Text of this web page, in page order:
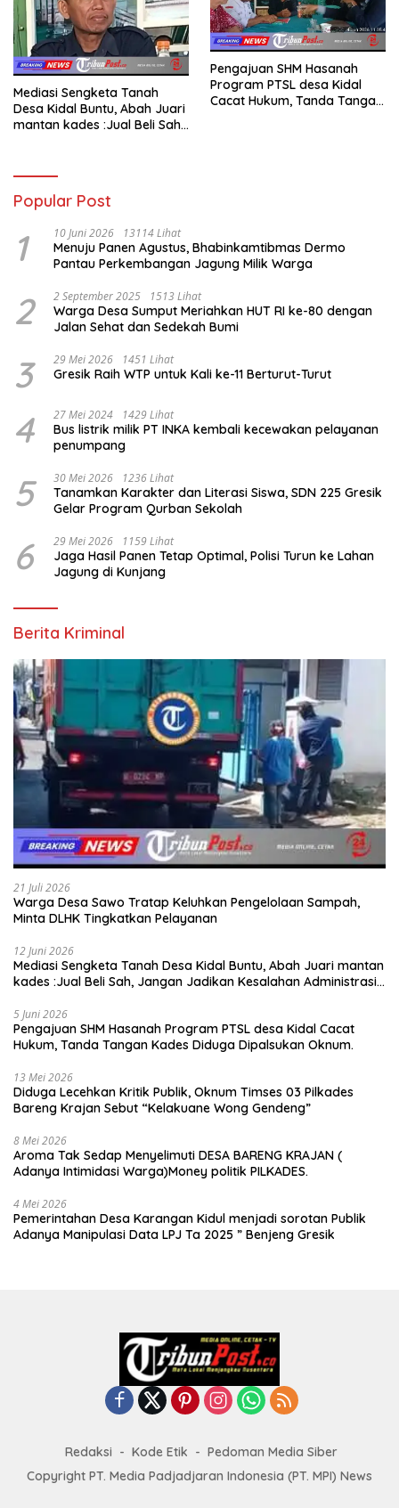
Mediasi Sengketa Tanah
Desa Kidal Buntu, Abah Juari
mantan kades :Jual Beli Sah,
Membatalkan Hak Warga.
Pengajuan SHM Hasanah
Program PTSL desa Kidal
Cacat Hukum, Tanda Tangan
Popular Post
1 10 Juni 2026 13114 Lihat
Menuju Panen Agustus, Bhabinkamtibmas Dermo
Pantau Perkembangan Jagung Milik Warga
2 2 September 2025 1513 Lihat
Warga Desa Sumput Meriahkan HUT RI ke-80 dengan
Jalan Sehat dan Sedekah Bumi ‎
3 29 Mei 2026 1451 Lihat
Gresik Raih WTP untuk Kali ke-11 Berturut-Turut
4 27 Mei 2024 1429 Lihat
Bus listrik milik PT INKA kembali kecewakan pelayanan
penumpang
5 30 Mei 2026 1236 Lihat
Tanamkan Karakter dan Literasi Siswa, SDN 225 Gresik
Gelar Program Qurban Sekolah
6 29 Mei 2026 1159 Lihat
Jaga Hasil Panen Tetap Optimal, Polisi Turun ke Lahan
Jagung di Kunjang
Berita Kriminal
21 Juli 2026
Warga Desa Sawo Tratap Keluhkan Pengelolaan Sampah,
Minta DLHK Tingkatkan Pelayanan
12 Juni 2026
Mediasi Sengketa Tanah Desa Kidal Buntu, Abah Juari mantan
kades :Jual Beli Sah, Jangan Jadikan Kesalahan Administrasi
5 Juni 2026
Pengajuan SHM Hasanah Program PTSL desa Kidal Cacat
Hukum, Tanda Tangan Kades Diduga Dipalsukan Oknum.
13 Mei 2026
Diduga Lecehkan Kritik Publik, Oknum Timses 03 Pilkades
Bareng Krajan Sebut “Kelakuane Wong Gendeng”
8 Mei 2026
Aroma Tak Sedap Menyelimuti DESA BARENG KRAJAN (
Adanya Intimidasi Warga)Money politik PILKADES.
4 Mei 2026
Pemerintahan Desa Karangan Kidul menjadi sorotan Publik
Adanya Manipulasi Data LPJ Ta 2025 ” Benjeng Gresik
Redaksi Kode Etik
Pedoman Media Siber
Copyright PT. Media Padjadjaran Indonesia (PT. MPI) News